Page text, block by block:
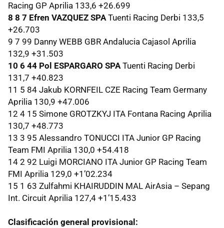
Racing GP Aprilia 133,6 +26.699
8 8 7 Efren VAZQUEZ SPATuenti Racing Derbi 133,5
+26.703
9 7 99 Danny WEBB GBR Andalucia Cajasol Aprilia
132,9 +31.503
10 6 44 Pol ESPARGARO SPATuenti Racing Derbi
131,7 +40.823
11 5 84 Jakub KORNFEIL CZE Racing Team Germany
Aprilia 130,9 +47.006
12 4 15 Simone GROTZKYJ ITA Fontana Racing Aprilia
130,7 +48.773
13 3 95 Alessandro TONUCCI ITA Junior GP Racing
Team FMI Aprilia 130,0 +54.418
14 2 92 Luigi MORCIANO ITA Junior GP Racing Team
FMI Aprilia 129,0 +1’02.234
15 1 63 Zulfahmi KHAIRUDDIN MAL AirAsia – Sepang
Int. Circuit Aprilia 127,4 +1’15.433
Clasificación general provisional: